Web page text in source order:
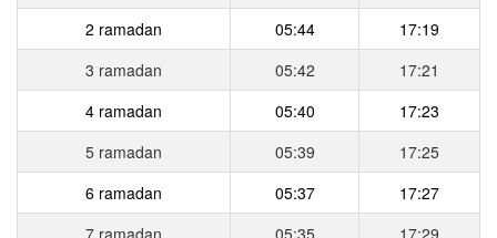
2 ramadan
05:44
17:19
3 ramadan
05:42
17:21
4 ramadan
05:40
17:23
5 ramadan
05:39
17:25
6 ramadan
05:37
17:27
7 ramadan
05:35
17:29